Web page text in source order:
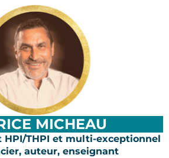
MICHEAU
HPI/THPI et multi-exceptionnel
auteur, enseignant